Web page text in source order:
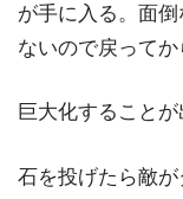
が手に入る。面
ないので戻ってか
巨大化すること
石を投げたら敵